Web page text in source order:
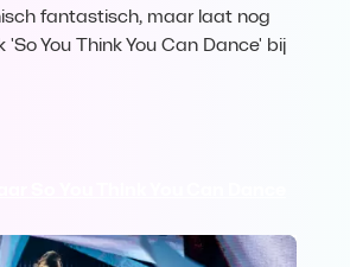
fantastisch, maar laat nog
'So You Think You Can Dance' bij